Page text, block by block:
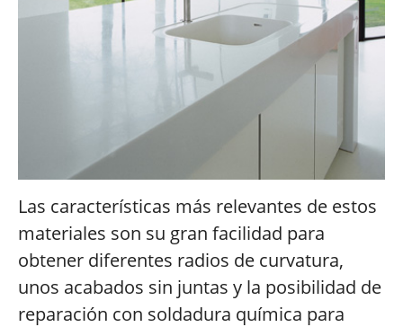
Las características más relevantes de estos
materiales son su gran facilidad para
obtener diferentes radios de curvatura,
unos acabados sin juntas y la posibilidad de
reparación con soldadura química para